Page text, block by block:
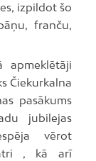
izpildot šo
franču,
apmeklētāji
Čiekurkalna
pasākums
jubilejas
vērot
, kā arī